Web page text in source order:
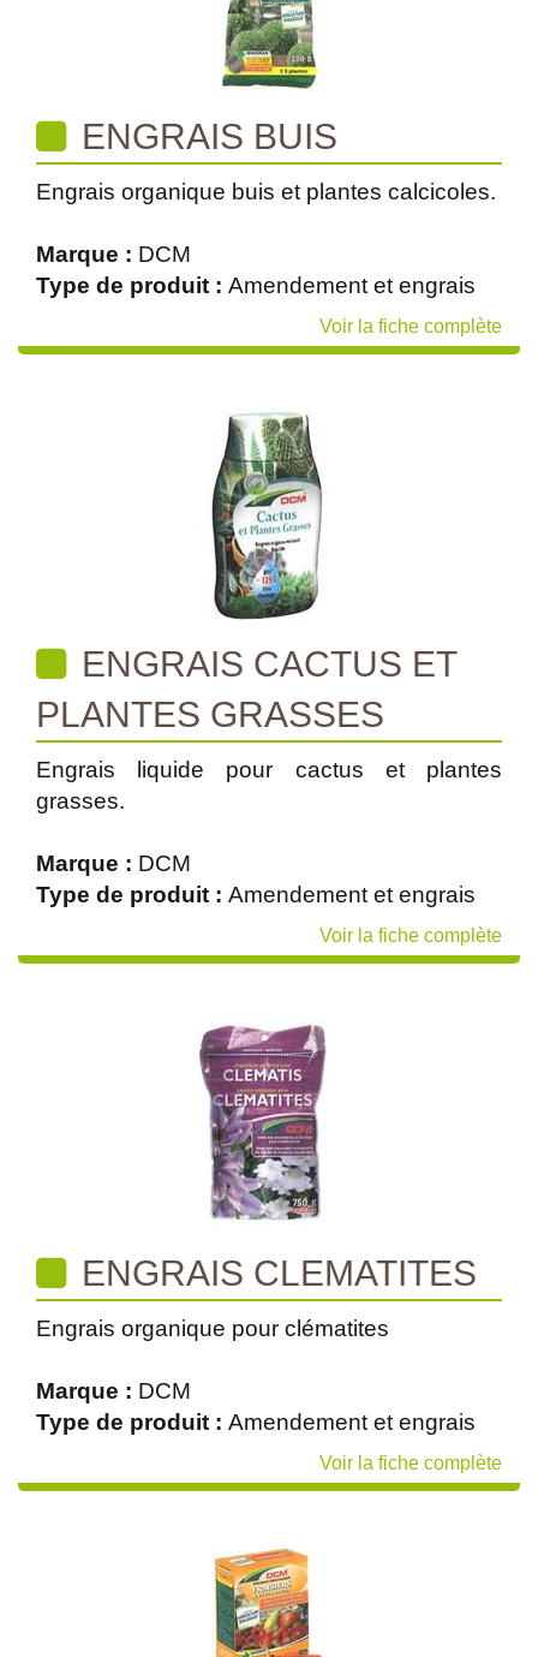
ENGRAIS BUIS
Engrais organique buis et plantes calcicoles.
Marque : DCM
Type de produit : Amendement et engrais
Voir la fiche complète
ENGRAIS CACTUS ET
PLANTES GRASSES
Engrais liquide pour cactus et plantes
grasses.
Marque : DCM
Type de produit : Amendement et engrais
Voir la fiche complète
ENGRAIS CLEMATITES
Engrais organique pour clématites
Marque : DCM
Type de produit : Amendement et engrais
Voir la fiche complète